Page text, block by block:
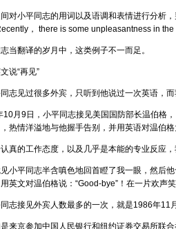
小平同志的用词以及语调和表情进行分析，
， there is some unpleasantness in
翻译的岁月中，这类例子不一而足。
“再见”
见过很多外宾，只听到他说过一次英语，而
9日，小平同志接见美国国防部长温伯格，
热情洋溢地与他握手告别，并用英语对温伯
的工作态度，以及几乎是本能的专业反应，
平同志半含嗔色地回首瞪了我一眼，然后他
英文对温伯格说：“Good-bye”！在一片欢声
接见外宾人数最多的一次，就是1986年11
京参加中国人民银行和纽约证券交易所联合